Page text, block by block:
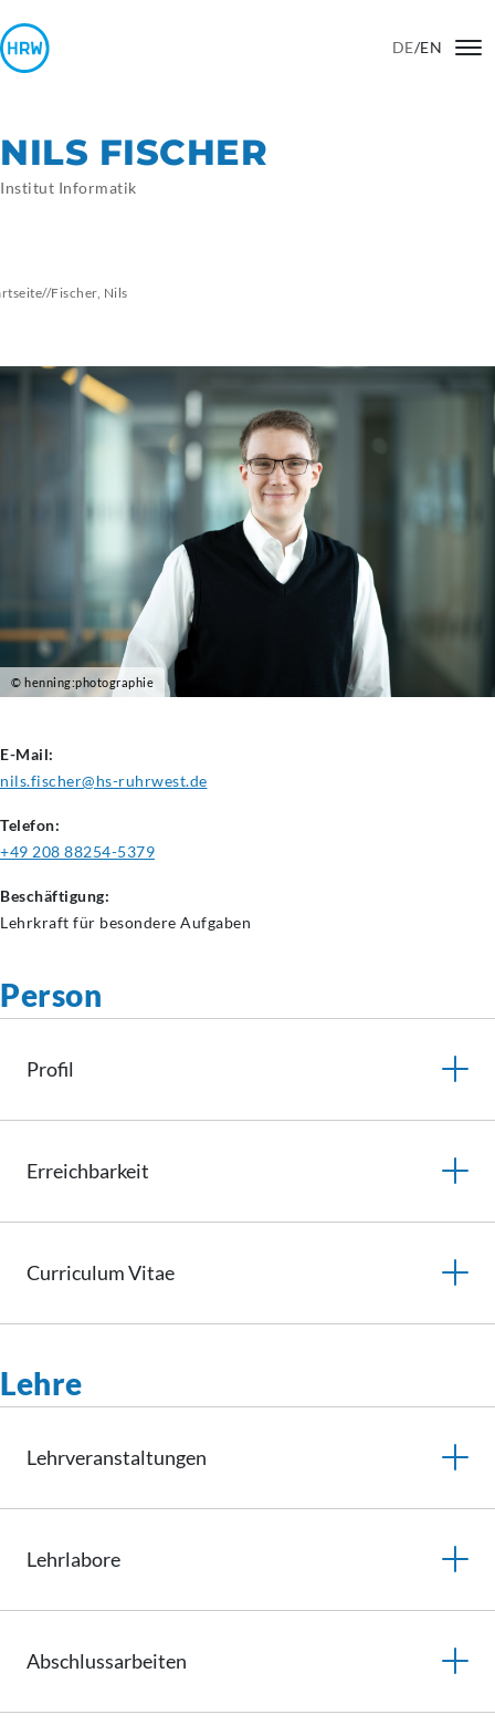
DE/EN
NILS FISCHER
Institut Informatik
//Fischer, Nils
© henning:photographie
E-Mail:
nils.fischer@hs-ruhrwest.de
Telefon:
+49 208 88254-5379
Beschäftigung:
Lehrkraft für besondere Aufgaben
Person
Profil
Erreichbarkeit
CurriculumVitae
Lehre
Lehrveranstaltungen
Lehrlabore
Abschlussarbeiten